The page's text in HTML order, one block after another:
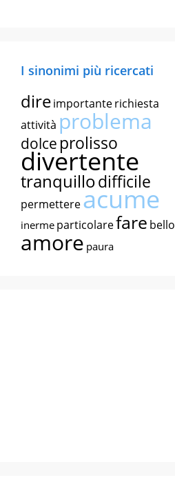
I sinonimi più ricercati
direimportanterichiesta
attività problema
dolce prolisso
divertente
tranquillodifficile
permettereacume
inerme particolarefare bello
amore paura